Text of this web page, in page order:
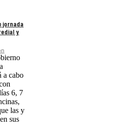
jornada
y
a cabo
6, 7
las y
sus